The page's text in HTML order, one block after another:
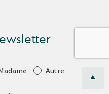
Autre